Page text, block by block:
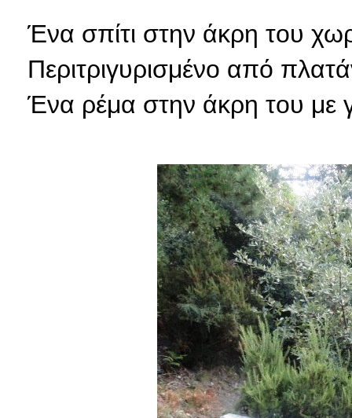
Ένα σπίτι στην άκρη του
Περιτριγυρισμένο από
Ένα ρέμα στην άκρη του με